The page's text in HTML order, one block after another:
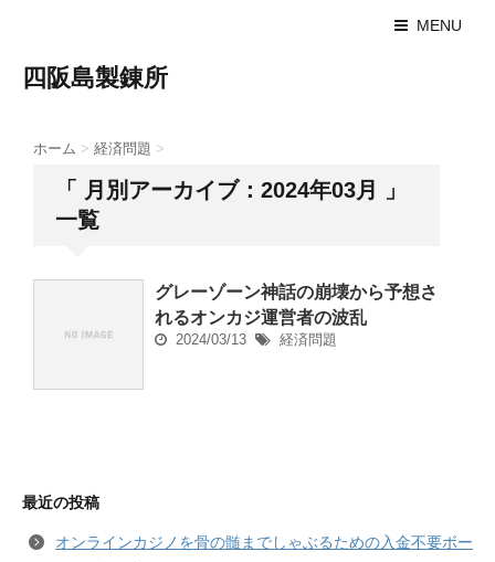
MENU
四阪島製錬所
ホーム > 経済問題 >
「 月別アーカイブ：2024年03月 」
一覧
グレーゾーン神話の崩壊から予想さ
れるオンカジ運営者の波乱
2024/03/13 経済問題
最近の投稿
オンラインカジノを骨の髄までしゃぶるための入金不要ボー